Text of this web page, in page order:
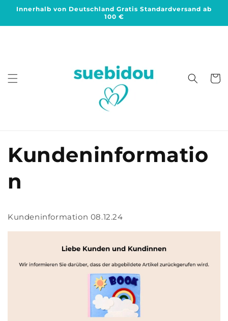
zum
Innerhalb von Deutschland Gratis Standardversand ab
100 €
Kundeninformatio
n
Kundeninformation 08.12.24